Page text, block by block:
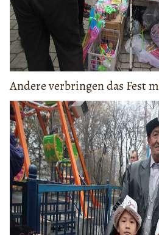
Andere verbringen das Fest